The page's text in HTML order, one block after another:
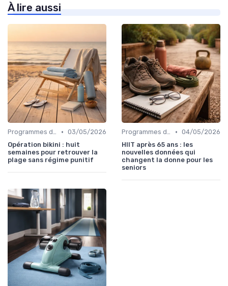
À lire aussi
Programmes d'entraînement • 03/05/2026
Opération bikini : huit
semaines pour retrouver la
plage sans régime punitif
Programmes d'entraînement • 04/05/2026
HIIT après 65 ans : les
nouvelles données qui
changent la donne pour les
seniors